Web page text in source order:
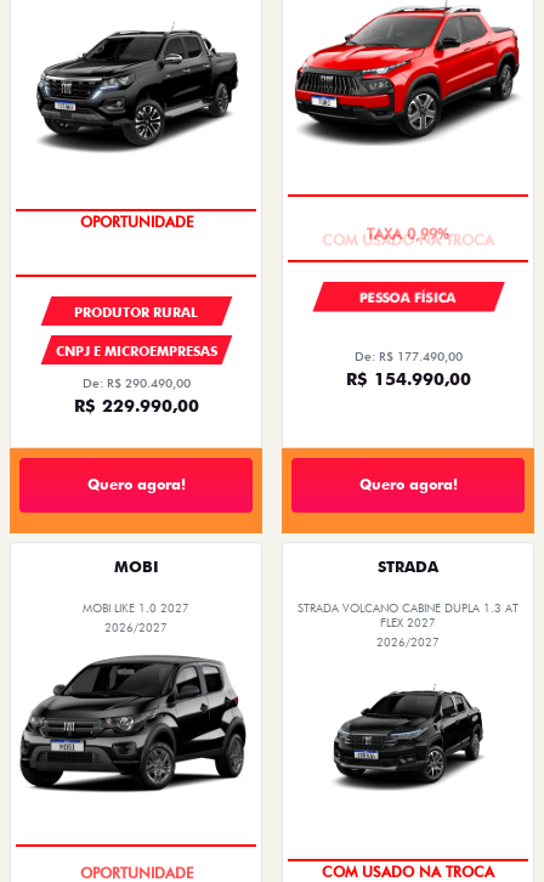
OPORTUNIDADE
PRODUTOR RURAL
CNPJ E MICROEMPRESAS
De: R$ 290.490,00
R$ 229.990,00
Quero agora!
PESSOA FÍSICA
De: R$ 177.490,00
R$ 154.990,00
Quero agora!
MOBI
MOBI LIKE 1.0 2027
2026/2027
STRADA
STRADA VOLCANO CABINE DUPLA 1.3 AT
FLEX 2027
2026/2027
COM USADO NA TROCA